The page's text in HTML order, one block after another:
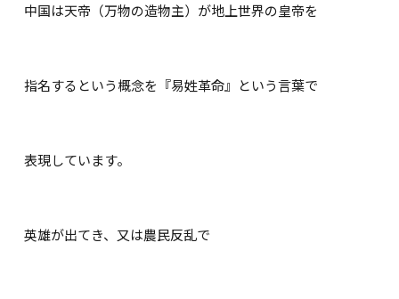
中国は天帝（万物の造物主）が地上世界の皇帝を
指名するという概念を『易姓革命』という言葉で
表現しています。
英雄が出てき、又は農民反乱で